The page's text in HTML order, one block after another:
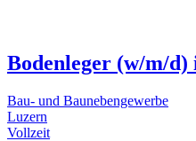
Bodenleger (w/m/d)
Bau- und Baunebengewerbe
Luzern
Vollzeit